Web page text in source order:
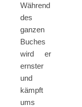
Während
des
ganzen
Buches
wird er
ernster
und
kämpft
ums